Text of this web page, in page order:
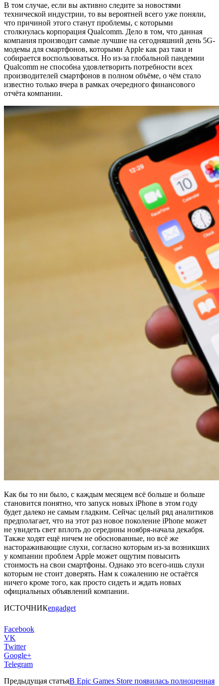
В том случае, если вы активно следите за новостями
технической индустрии, то вы вероятней всего уже поняли,
что причиной этого станут проблемы, с которыми
столкнулась корпорация Qualcomm. Дело в том, что данная
компания производит самые лучшие на сегодняшний день 5G-
модемы для смартфонов, которыми Apple как раз таки и
собирается воспользоваться. Но из-за глобальной пандемии
Qualcomm не способна удовлетворить потребности всех
производителей смартфонов в полном объёме, о чём стало
известно только вчера в рамках очередного финансового
отчёта компании.
Как бы то ни было, с каждым месяцем всё больше и больше
становится понятно, что запуск новых iPhone в этом году
будет далеко не самым гладким. Сейчас целый ряд аналитиков
предполагает, что на этот раз новое поколение iPhone может
не увидеть свет вплоть до середины ноября-начала декабря.
Также ходят ещё ничем не обоснованные, но всё же
настораживающие слухи, согласно которым из-за возникших
у компании проблем Apple может ощутим повысить
стоимость на свои смартфоны. Однако это всего-ишь слухи
которым не стоит доверять. Нам к сожалению не остаётся
ничего кроме того, как просто сидеть и ждать новых
официальных объявлений компании.
ИСТОЧНИКengadget
Facebook
VK
Twitter
Google+
Telegram
Предыдущая статьяВ Epic Games Store появилась полноценная